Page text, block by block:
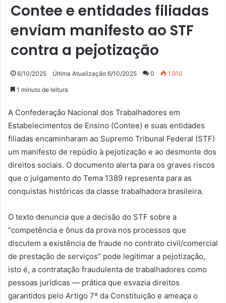
Contee e entidades filiadas
enviam manifesto ao STF
contra a pejotização
6/10/2025 Última Atualização 6/10/2025 0 1.910
1 minuto de leitura
A Confederação Nacional dos Trabalhadores em
Estabelecimentos de Ensino (Contee) e suas entidades
filiadas encaminharam ao Supremo Tribunal Federal (STF)
um manifesto de repúdio à pejotização e ao desmonte dos
direitos sociais. O documento alerta para os graves riscos
que o julgamento do Tema 1389 representa para as
conquistas históricas da classe trabalhadora brasileira.
O texto denuncia que a decisão do STF sobre a
“competência e ônus da prova nos processos que
discutem a existência de fraude no contrato civil/comercial
de prestação de serviços” pode legitimar a pejotização,
isto é, a contratação fraudulenta de trabalhadores como
pessoas jurídicas — prática que esvazia direitos
garantidos pelo Artigo 7º da Constituição e ameaça o